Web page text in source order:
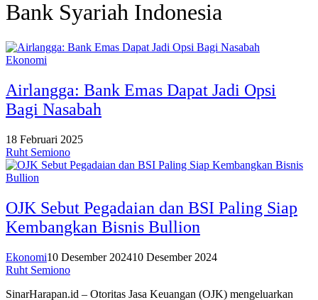
Bank Syariah Indonesia
Ekonomi
Airlangga: Bank Emas Dapat Jadi Opsi
Bagi Nasabah
18 Februari 2025
Ruht Semiono
OJK Sebut Pegadaian dan BSI Paling Siap
Kembangkan Bisnis Bullion
Ekonomi10 Desember 202410 Desember 2024
Ruht Semiono
SinarHarapan.id – Otoritas Jasa Keuangan (OJK) mengeluarkan